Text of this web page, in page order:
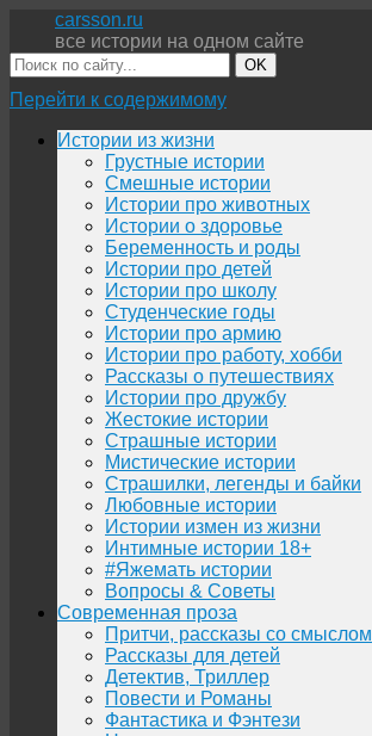
carsson.ru
все истории на одном сайте
OK
Перейти к содержимому
Истории из жизни
Грустные истории
Смешные истории
Истории про животных
Истории о здоровье
Беременность и роды
Истории про детей
Истории про школу
Студенческие годы
Истории про армию
Истории про работу, хобби
Рассказы о путешествиях
Истории про дружбу
Жестокие истории
Страшные истории
Мистические истории
Страшилки, легенды и байки
Любовные истории
Истории измен из жизни
Интимные истории 18+
#Яжемать истории
Вопросы & Советы
Современная проза
Притчи, рассказы со смыслом
Рассказы для детей
Детектив, Триллер
Повести и Романы
Фантастика и Фэнтези